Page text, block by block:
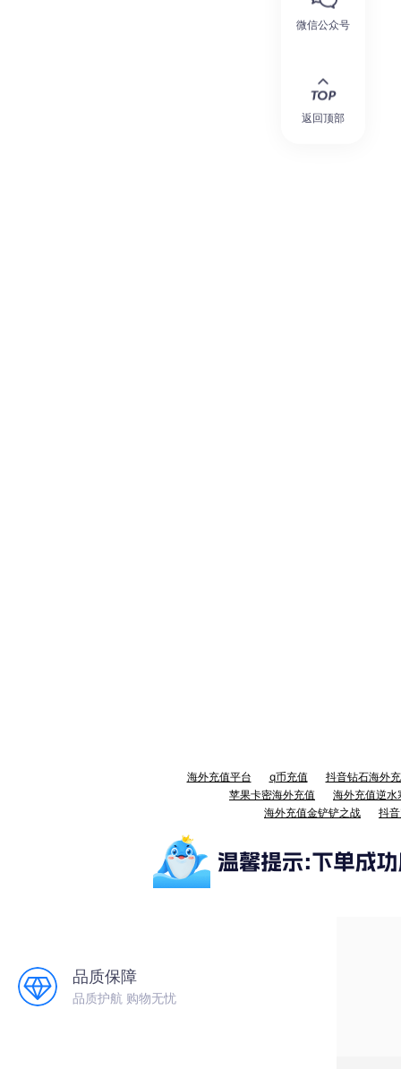
海外充值平台 q币充值
抖音钻石海外
苹果卡密海外充值
海外充值逆水
海外充值金铲铲之战
抖
品质保障
品质护航 购物无忧
微信公众号
返回顶部